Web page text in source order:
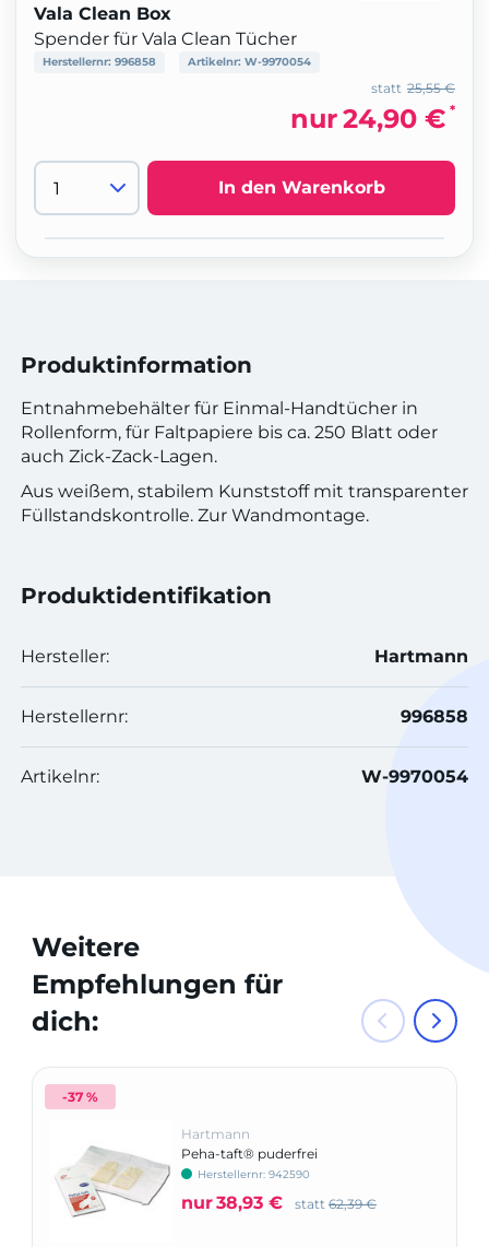
Vala Clean Box
Spender für Vala Clean Tücher
Herstellernr: 996858 Artikelnr: W-9970054
25,55 €
statt
nur24,90 € *
In den Warenkorb
Produktinformation
Entnahmebehälter für Einmal-Handtücher in
Rollenform, für Faltpapiere bis ca. 250 Blatt oder
auch Zick-Zack-Lagen.
Aus weißem, stabilem Kunststoff mit transparenter
Füllstandskontrolle. Zur Wandmontage.
Produktidentifikation
Hersteller: Hartmann
Herstellernr: 996858
Artikelnr: W-9970054
Weitere
Empfehlungen für
dich:
-37 %
Hartmann
Peha-taft® puderfrei
Herstellernr: 942590
nur38,93 € statt 62,39 €